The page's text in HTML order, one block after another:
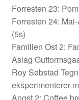
Fedor Sapegin
Flu Hartberg
Håvard S.
Forresten 23:
Forresten 24:
(5s)
Familien Ost 2:
Aslag
Roy Søbstad
eksperimenterer
Angst 2: Coffee